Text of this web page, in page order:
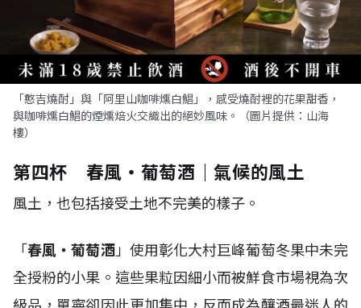
「憨吉燒酎」與「阿里山咖啡燻白鯧」，感受燒酎裡的花果甜香，
與咖啡燻白鯧的煙燻焙火交織出的絕妙風味。（圖片提供：山海
樓）
第四杯 春風・葡萄酒｜氣候的風土
風土，也包括接受土地不完美的樣子。
「春風・葡萄酒」使用彰化大村巨峰葡萄冬果中未完
全授粉的小果。這些果粒因細小而被鮮食市場視為次